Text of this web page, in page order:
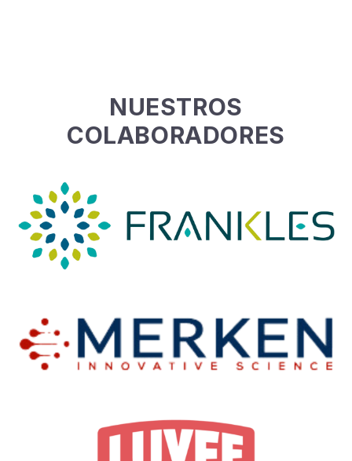
NUESTROS
COLABORADORES